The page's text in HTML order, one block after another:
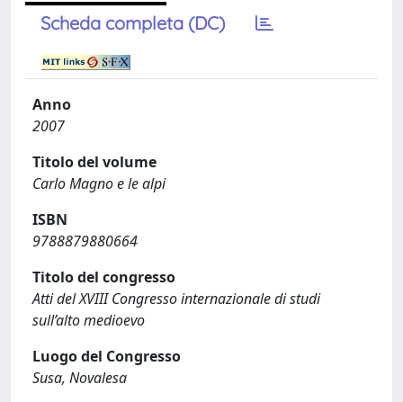
Scheda completa (DC)
Anno
2007
Titolo del volume
Carlo Magno e le alpi
ISBN
9788879880664
Titolo del congresso
Atti del XVIII Congresso internazionale di studi
sull’alto medioevo
Luogo del Congresso
Susa, Novalesa